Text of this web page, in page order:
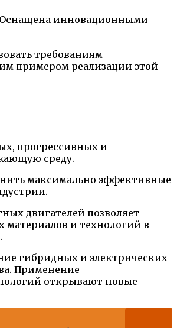
Оснащена инновационными
требованиям
примером реализации этой
прогрессивных и
среду.
максимально эффективные
двигателей позволяет
материалов и технологий в
гибридных и электрических
Применение
открывают новые